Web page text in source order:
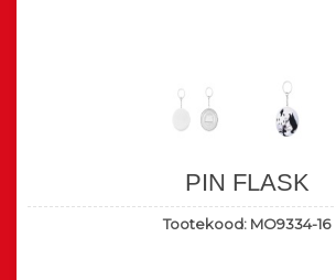
PIN FLASK
Tootekood: MO9334-16